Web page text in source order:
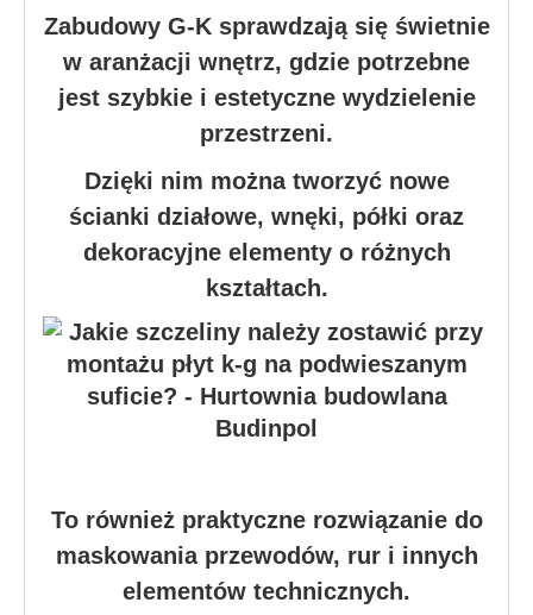
Zabudowy G-K sprawdzają się świetnie
w aranżacji wnętrz, gdzie potrzebne
jest szybkie i estetyczne wydzielenie
przestrzeni.
Dzięki nim można tworzyć nowe
ścianki działowe, wnęki, półki oraz
dekoracyjne elementy o różnych
kształtach.
To również praktyczne rozwiązanie do
maskowania przewodów, rur i innych
elementów technicznych.